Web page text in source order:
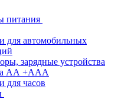
питания
для автомобильных
зарядные устройства
АА +ААА
для часов